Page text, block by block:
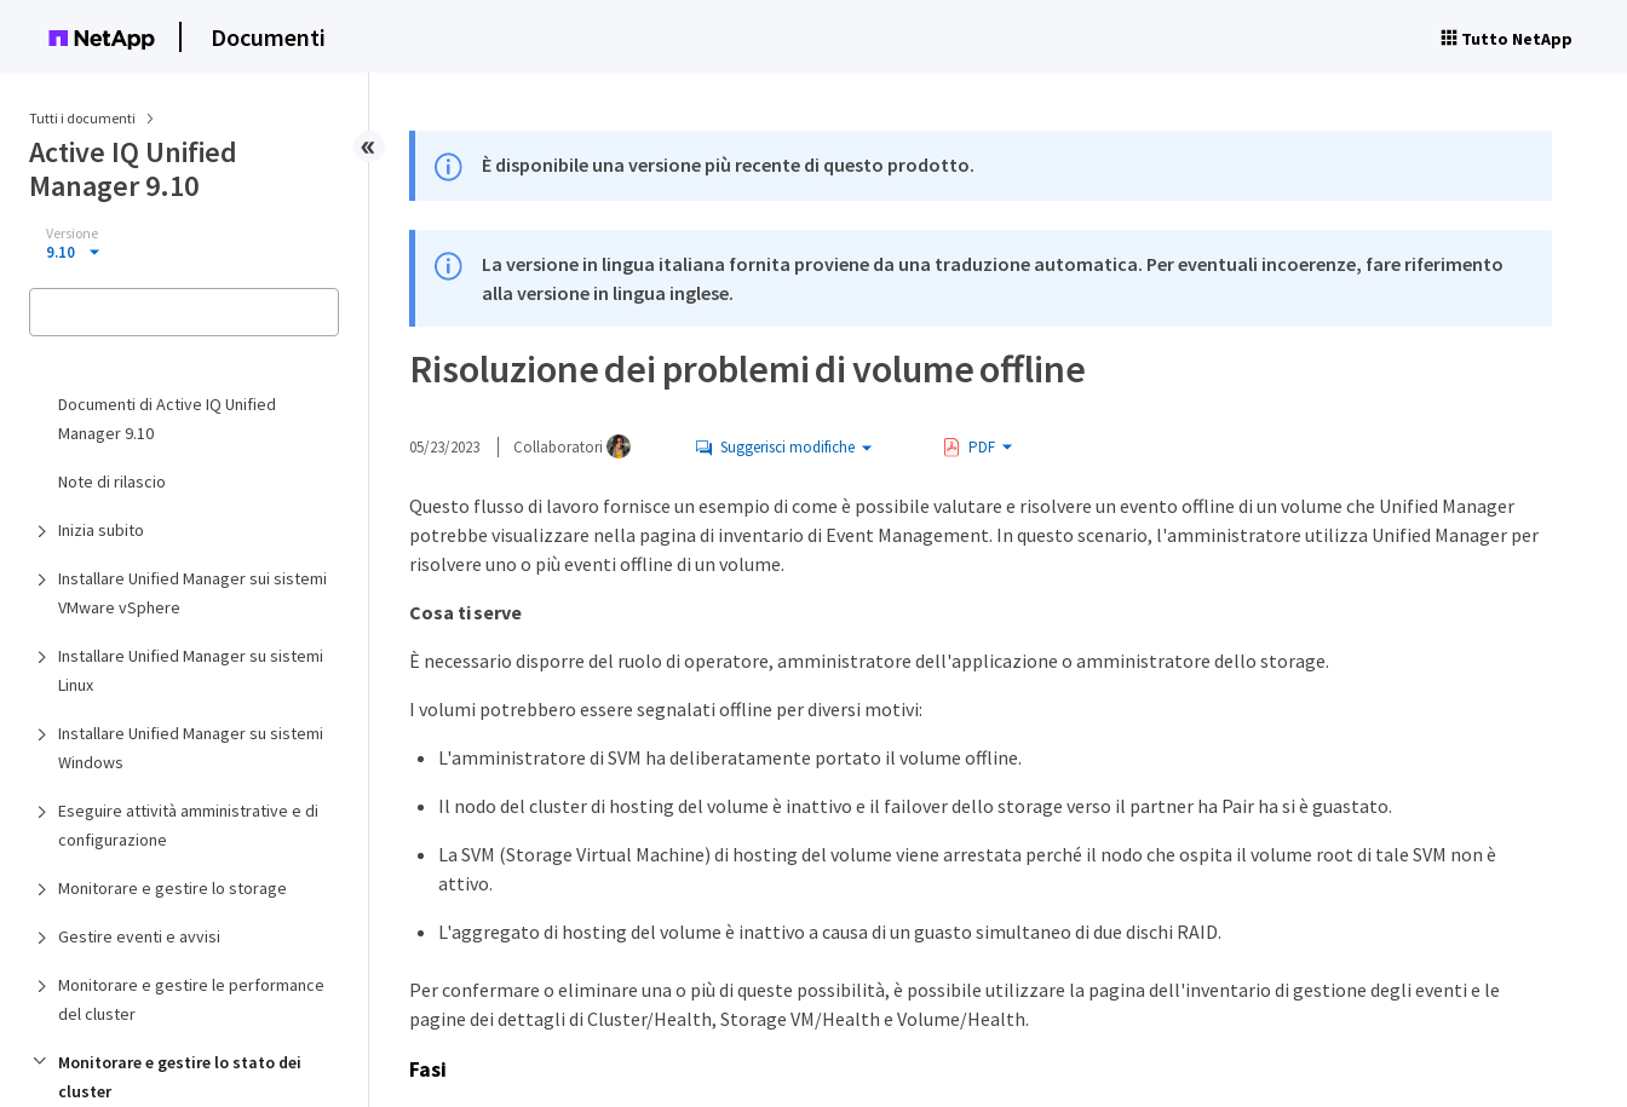
Documenti Tutto NetApp
Tutti i documenti
Active IQ Unified
Manager 9.10
Versione
9.10
Documenti di Active IQ Unified
Manager 9.10
Note di rilascio
Inizia subito
Installare Unified Manager sui sistemi
VMware vSphere
Installare Unified Manager su sistemi
Linux
Installare Unified Manager su sistemi
Windows
Eseguire attività amministrative e di
configurazione
Monitorare e gestire lo storage
Gestire eventi e avvisi
Monitorare e gestire le performance
del cluster
Monitorare e gestire lo stato dei
cluster
È disponibile una versione più recente di questo prodotto.
La versione in lingua italiana fornita proviene da una traduzione automatica. Per eventuali incoerenze, fare riferimento
alla versione in lingua inglese.
Risoluzione dei problemi di volume offline
05/23/2023 Collaboratori Suggerisci modifiche PDF
Questo flusso di lavoro fornisce un esempio di come è possibile valutare e risolvere un evento offline di un volume che Unified Manager
potrebbe visualizzare nella pagina di inventario di Event Management. In questo scenario, l'amministratore utilizza Unified Manager per
risolvere uno o più eventi offline di un volume.
Cosa ti serve
È necessario disporre del ruolo di operatore, amministratore dell'applicazione o amministratore dello storage.
I volumi potrebbero essere segnalati offline per diversi motivi:
L'amministratore di SVM ha deliberatamente portato il volume offline.
Il nodo del cluster di hosting del volume è inattivo e il failover dello storage verso il partner ha Pair ha si è guastato.
La SVM (Storage Virtual Machine) di hosting del volume viene arrestata perché il nodo che ospita il volume root di tale SVM non è
attivo.
L'aggregato di hosting del volume è inattivo a causa di un guasto simultaneo di due dischi RAID.
Per confermare o eliminare una o più di queste possibilità, è possibile utilizzare la pagina dell'inventario di gestione degli eventi e le
pagine dei dettagli di Cluster/Health, Storage VM/Health e Volume/Health.
Fasi